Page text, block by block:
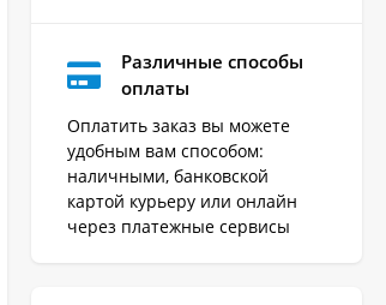
Различные способы
оплаты
Оплатить заказ вы можете
удобным вам способом:
наличными, банковской
картой курьеру или онлайн
через платежные сервисы